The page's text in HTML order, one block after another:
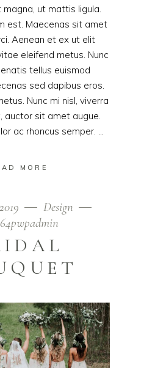
ut mattis ligula.
est. Maecenas sit amet
Aenean et ex ut elit
eleifend metus. Nunc
tellus euismod
sed dapibus eros.
Nunc mi nisl, viverra
auctor sit amet augue.
ac rhoncus semper.
MORE
Design